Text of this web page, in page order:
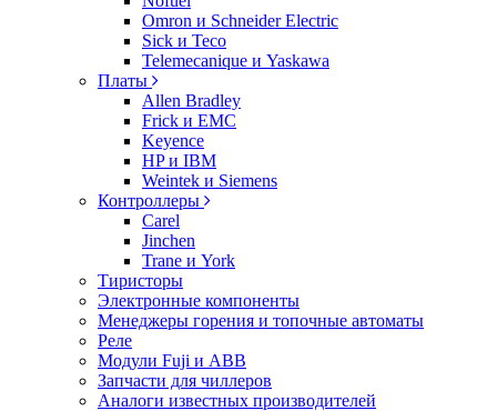
Omron и Schneider Electric
Sick и Teco
Telemecanique и Yaskawa
Платы
Allen Bradley
Frick и EMC
Keyence
HP и IBM
Weintek и Siemens
Контроллеры
Carel
Jinchen
Trane и York
Тиристоры
Электронные компоненты
Менеджеры горения и топочные автоматы
Реле
Модули Fuji и ABB
Запчасти для чиллеров
Аналоги известных производителей